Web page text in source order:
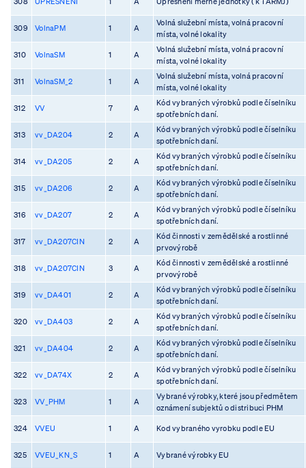
309 VolnaPM 1 A
Volná služební místa, volná pracovní
místa, volné lokality
310 VolnaSM 1 A
Volná služební místa, volná pracovní
místa, volné lokality
311 VolnaSM_2 1 A
Volná služební místa, volná pracovní
místa, volné lokality
312 VV 7 A
Kód vybraných výrobků podle číselníku
spotřebních daní.
313 vv_DA204 2 A
Kód vybraných výrobků podle číselníku
spotřebních daní.
314 vv_DA205 2 A
Kód vybraných výrobků podle číselníku
spotřebních daní.
315 vv_DA206 2 A
Kód vybraných výrobků podle číselníku
spotřebních daní.
316 vv_DA207 2 A
Kód vybraných výrobků podle číselníku
spotřebních daní.
317 vv_DA207CIN 2 A
Kód činnosti v zemědělské a rostlinné
prvovýrobě
318 vv_DA207CIN 3 A
Kód činnosti v zemědělské a rostlinné
prvovýrobě
319 vv_DA401 2 A
Kód vybraných výrobků podle číselníku
spotřebních daní.
320 vv_DA403 2 A
Kód vybraných výrobků podle číselníku
spotřebních daní.
321 vv_DA404 2 A
Kód vybraných výrobků podle číselníku
spotřebních daní.
322 vv_DA74X 2 A
Kód vybraných výrobků podle číselníku
spotřebních daní.
323 VV_PHM 1 A
Vybrané výrobky, které jsou předmětem
oznámení subjektů o distribuci PHM
324 VVEU 1 A Kod vybraného vyrobku podle EU
325 VVEU_KN_S 1 A Vybrané výrobky EU